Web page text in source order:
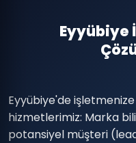
Eyyübiye
Eyyübiye'de
hizmetlerimiz: Marka
potansiyel müşteri